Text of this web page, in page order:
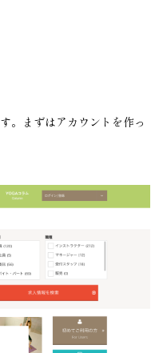
。まずはアカウントを作っ